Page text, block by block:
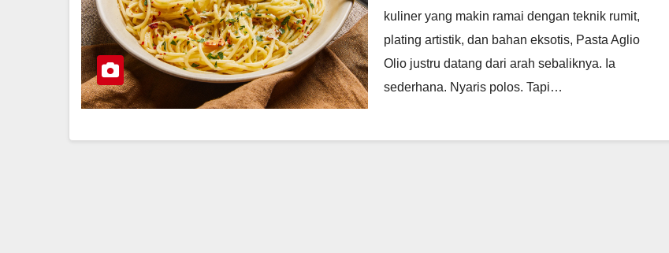
kuliner yang makin ramai dengan teknik rumit,
plating artistik, dan bahan eksotis, Pasta Aglio
Olio justru datang dari arah sebaliknya. Ia
sederhana. Nyaris polos. Tapi…